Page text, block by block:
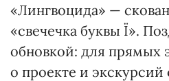
«Лингвоцида» —
«свечечка буквы Ї».
обновкой: для прямых
о проекте и экскурсий